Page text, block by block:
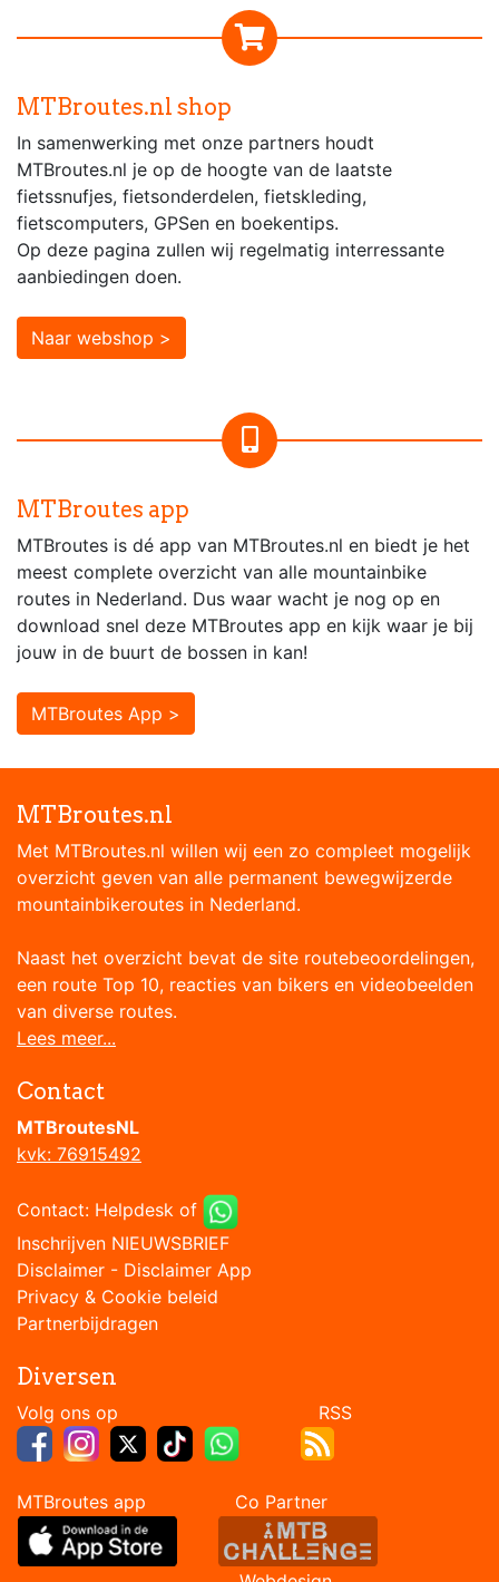
MTBroutes.nl shop
In samenwerking met onze partners houdt
MTBroutes.nl je op de hoogte van de laatste
fietssnufjes, fietsonderdelen, fietskleding,
fietscomputers, GPSen en boekentips.
Op deze pagina zullen wij regelmatig interressante
aanbiedingen doen.
Naar webshop >
MTBroutes app
MTBroutes is dé app van MTBroutes.nl en biedt je het
meest complete overzicht van alle mountainbike
routes in Nederland. Dus waar wacht je nog op en
download snel deze MTBroutes app en kijk waar je bij
jouw in de buurt de bossen in kan!
MTBroutes App >
MTBroutes.nl
Met MTBroutes.nl willen wij een zo compleet mogelijk
overzicht geven van alle permanent bewegwijzerde
mountainbikeroutes in Nederland.
Naast het overzicht bevat de site routebeoordelingen,
een route Top 10, reacties van bikers en videobeelden
van diverse routes.
Lees meer...
Contact
MTBroutesNL
kvk: 76915492
Contact: Helpdesk of
Inschrijven NIEUWSBRIEF
Disclaimer - Disclaimer App
Privacy & Cookie beleid
Partnerbijdragen
Diversen
Volg ons op RSS
MTBroutes app Co Partner